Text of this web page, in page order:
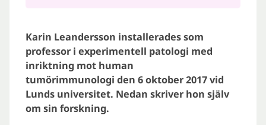
Karin Leandersson installerades som
professor i experimentell patologi med
inriktning mot human
tumörimmunologi den 6 oktober 2017 vid
Lunds universitet. Nedan skriver hon själv
om sin forskning.